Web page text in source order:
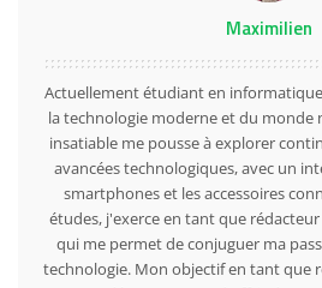
Maximilien
Actuellement étudiant en
la technologie moderne et du monde
insatiable me pousse à explorer
avancées technologiques, avec un
smartphones et les accessoires
études, j'exerce en tant que
qui me permet de conjuguer ma
technologie. Mon objectif en tant que